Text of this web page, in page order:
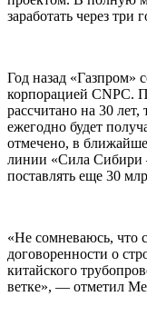
заработать через три
Год назад «Газпром»
корпорацией CNPC.
рассчитано на 30
ежегодно будет
отмечено, в
линии «Сила Сибири
поставлять еще 30
«Не сомневаюсь, что
договоренности о
китайского
ветке», — отметил